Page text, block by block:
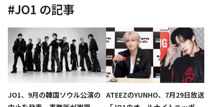
#JO1 の記事
JO1、9月の韓国ソウル公演の ATEEZのYUNHO、7月29日放送